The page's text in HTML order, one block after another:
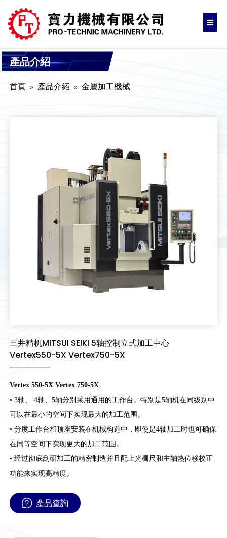
產品介紹
首頁 產品介紹 金屬加工機械
三井精机MITSUI SEIKI 5轴控制立式加工中心
Vertex550-5X Vertex750-5X
Vertex 550-5X Vertex 750-5X
• 3轴、 4轴、5轴分别采用通用的工作台。特别是5轴机在同级别中
可以在最小的空间下实现最大的加工范围。
• 分度工作台和顶座安装在机械构造中，即使是4轴加工时也可确保
在同等空间下实现更大的加工范围。
• 经过彻底刮研加工的精密制造并且配上光栅尺和主轴热位移校正
功能来实现高精度。
產品查詢